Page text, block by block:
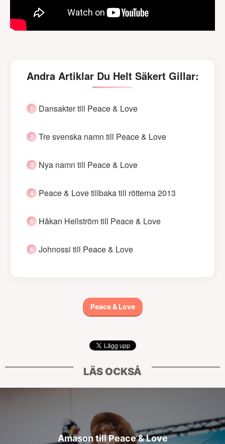
Andra Artiklar Du Helt Säkert Gillar:
Dansakter till Peace & Love
Tre svenska namn till Peace & Love
Nya namn till Peace & Love
Peace & Love tillbaka till rötterna 2013
Håkan Hellström till Peace & Love
Johnossi till Peace & Love
Peace & Love
LÄS OCKSÅ
Amason till Peace & Love